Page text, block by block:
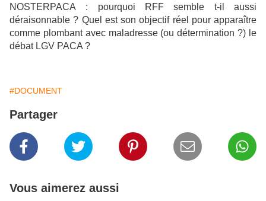
NOSTERPACA : pourquoi RFF semble t-il aussi
déraisonnable ? Quel est son objectif réel pour apparaître
comme plombant avec maladresse (ou détermination ?) le
débat LGV PACA ?
#DOCUMENT
Partager
Vous aimerez aussi